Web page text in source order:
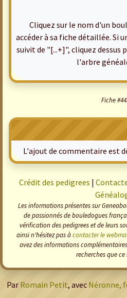
Cliquez sur le nom d'un
accéder à sa fiche détaillée. Si
suivit de "[...+]", cliquez dessus
l'arbre
Fiche
L'ajout de commentaire est
Crédit des pedigrees |
Les informations présentes sur
de passionnés de bouledogues
vérification des pedigrees et de leurs
ainsi n'hésitez pas àcontacter le
avez des informations
recherches que ce
Par Romain Petit, avec Néronne,